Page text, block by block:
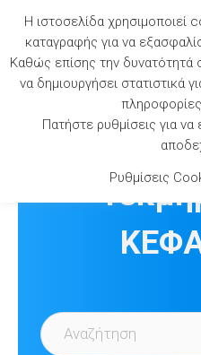
content
Η ιστοσελίδα χρησιμοποιεί
καταγραφής για να
Καθώς επίσης την δυνατότητά
να δημιουργήσει στατιστικά
Πατήστε ρυθμίσεις για
Ρυθμίσεις